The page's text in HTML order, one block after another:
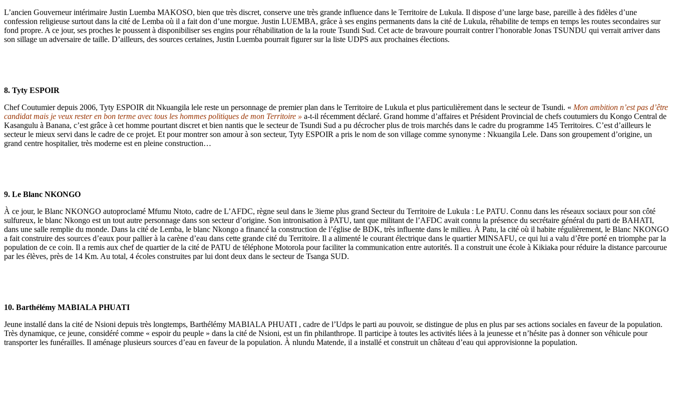
L’ancien Gouverneur intérimaire Justin Luemba MAKOSO, bien que très discret, conserve une très grande influence dans le Territoire de Lukula. Il dispose d’une large base, pareille à des fidèles d’une
confession religieuse surtout dans la cité de Lemba où il a fait don d’une morgue. Justin LUEMBA, grâce à ses engins permanents dans la cité de Lukula, réhabilite de temps en temps les routes secondaires sur
fond propre. A ce jour, ses proches le poussent à disponibiliser ses engins pour réhabilitation de la la route Tsundi Sud. Cet acte de bravoure pourrait contrer l’honorable Jonas TSUNDU qui verrait arriver dans
son sillage un adversaire de taille. D’ailleurs, des sources certaines, Justin Luemba pourrait figurer sur la liste UDPS aux prochaines élections.
8. Tyty ESPOIR
Chef Coutumier depuis 2006, Tyty ESPOIR dit Nkuangila lele reste un personnage de premier plan dans le Territoire de Lukula et plus particulièrement dans le secteur de Tsundi. « Mon ambition n’est pas d’être
candidat mais je veux rester en bon terme avec tous les hommes politiques de mon Territoire » a-t-il récemment déclaré. Grand homme d’affaires et Président Provincial de chefs coutumiers du Kongo Central de
Kasangulu à Banana, c’est grâce à cet homme pourtant discret et bien nantis que le secteur de Tsundi Sud a pu décrocher plus de trois marchés dans le cadre du programme 145 Territoires. C’est d’ailleurs le
secteur le mieux servi dans le cadre de ce projet. Et pour montrer son amour à son secteur, Tyty ESPOIR a pris le nom de son village comme synonyme : Nkuangila Lele. Dans son groupement d’origine, un
grand centre hospitalier, très moderne est en pleine construction…
9. Le Blanc NKONGO
À ce jour, le Blanc NKONGO autoproclamé Mfumu Ntoto, cadre de L’AFDC, règne seul dans le 3ieme plus grand Secteur du Territoire de Lukula : Le PATU. Connu dans les réseaux sociaux pour son côté
sulfureux, le blanc Nkongo est un tout autre personnage dans son secteur d’origine. Son intronisation à PATU, tant que militant de l’AFDC avait connu la présence du secrétaire général du parti de BAHATI,
dans une salle remplie du monde. Dans la cité de Lemba, le blanc Nkongo a financé la construction de l’église de BDK, très influente dans le milieu. À Patu, la cité où il habite régulièrement, le Blanc NKONGO
a fait construire des sources d’eaux pour pallier à la carène d’eau dans cette grande cité du Territoire. Il a alimenté le courant électrique dans le quartier MINSAFU, ce qui lui a valu d’être porté en triomphe par la
population de ce coin. Il a remis aux chef de quartier de la cité de PATU de téléphone Motorola pour faciliter la communication entre autorités. Il a construit une école à Kikiaka pour réduire la distance parcourue
par les élèves, près de 14 Km. Au total, 4 écoles construites par lui dont deux dans le secteur de Tsanga SUD.
10. Barthélémy MABIALA PHUATI
Jeune installé dans la cité de Nsioni depuis très longtemps, Barthélémy MABIALA PHUATI , cadre de l’Udps le parti au pouvoir, se distingue de plus en plus par ses actions sociales en faveur de la population.
Très dynamique, ce jeune, considéré comme « espoir du peuple » dans la cité de Nsioni, est un fin philanthrope. Il participe à toutes les activités liées à la jeunesse et n’hésite pas à donner son véhicule pour
transporter les funérailles. Il aménage plusieurs sources d’eau en faveur de la population. À nlundu Matende, il a installé et construit un château d’eau qui approvisionne la population.